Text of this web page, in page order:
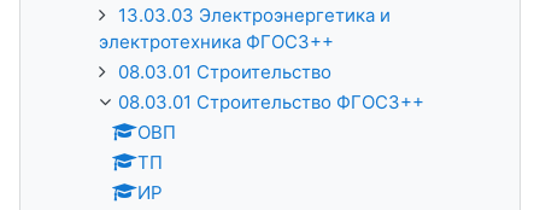
13.03.03 Электроэнергетика и
электротехника ФГОС3++
08.03.01 Строительство
08.03.01 Строительство ФГОС3++
ОВП
ТП
ИР